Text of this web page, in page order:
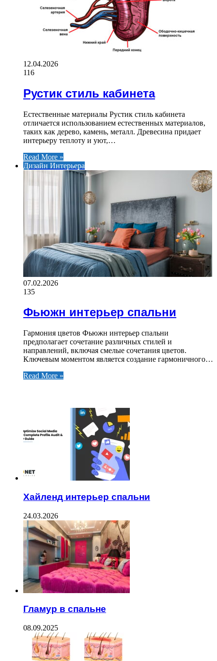
12.04.2026
116
Рустик стиль кабинета
Естественные материалы Рустик стиль кабинета
отличается использованием естественных материалов,
таких как дерево, камень, металл. Древесина придает
интерьеру теплоту и уют,…
Read More »
Дизайн Интерьера
07.02.2026
135
Фьюжн интерьер спальни
Гармония цветов Фьюжн интерьер спальни
предполагает сочетание различных стилей и
направлений, включая смелые сочетания цветов.
Ключевым моментом является создание гармоничного…
Read More »
Хайленд интерьер спальни
24.03.2026
Гламур в спальне
08.09.2025